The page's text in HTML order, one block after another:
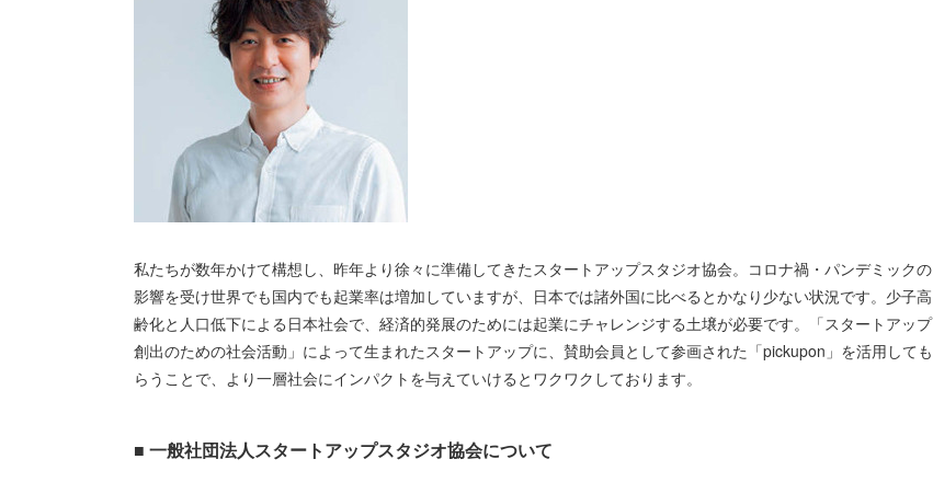
私たちが数年かけて構想し、昨年より徐々に準備してきたスタートアップスタジオ協会。コロナ禍・パンデミックの
影響を受け世界でも国内でも起業率は増加していますが、日本では諸外国に比べるとかなり少ない状況です。少子高
齢化と人口低下による日本社会で、経済的発展のためには起業にチャレンジする土壌が必要です。「スタートアップ
創出のための社会活動」によって生まれたスタートアップに、賛助会員として参画された「pickupon」を活用しても
らうことで、より一層社会にインパクトを与えていけるとワクワクしております。
■ 一般社団法人スタートアップスタジオ協会について